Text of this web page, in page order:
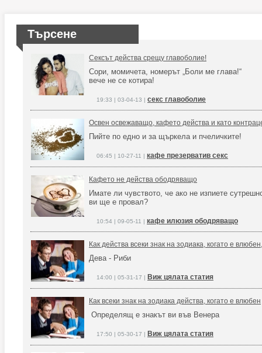
Търсене
Сексът действа срещу главоболие!
Сори, момичета, номерът „Боли ме глава!“
вече не се котира!
19:33 | 03-04-13 | секс главоболие
Освен освежаващо, кафето действа и като
Пийте по едно и за щъркела и пчеличките!
06:45 | 10-27-11 | кафе презерватив секс
Кафето не действа ободряващо
Имате ли чувството, че ако не изпиете
ви ще е провал?
10:54 | 09-05-11 | кафе илюзия ободряващо
Как действа всеки знак на зодиака, когато е влюбен,
Дева - Риби
14:00 | 05-31-17 | Виж цялата статия
Как всеки знак на зодиака действа, когато е влюбен
Определящ е знакът ви във Венера
17:50 | 05-30-17 | Виж цялата статия